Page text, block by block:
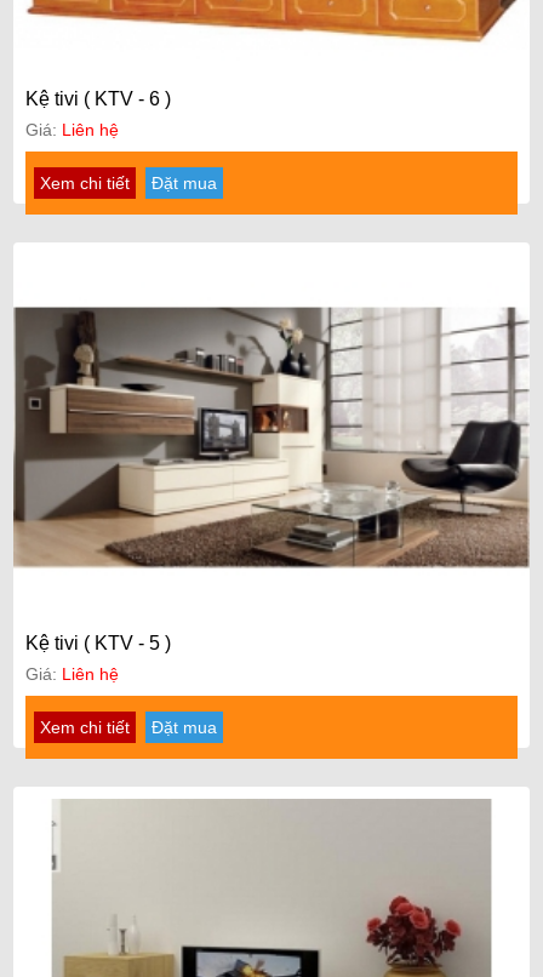
Kệ tivi ( KTV - 6 )
Giá: Liên hệ
Xem chi tiết Đặt mua
Kệ tivi ( KTV - 5 )
Giá: Liên hệ
Xem chi tiết Đặt mua